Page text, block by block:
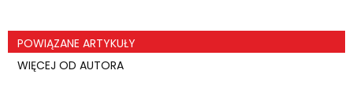
POWIĄZANE ARTYKUŁY
WIĘCEJ OD AUTORA